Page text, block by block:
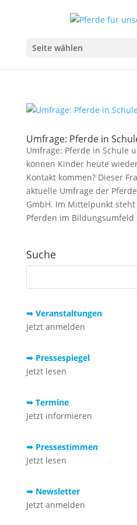
Seite wählen
Umfrage: Pferde in
Umfrage: Pferde in Schule
können Kinder heute
Kontakt kommen? Dieser
aktuelle Umfrage der
GmbH. Im Mittelpunkt
Pferden im Bildungsumfeld
Suche
➥ Veranstaltungen
Jetzt anmelden
➥ Pressespiegel
Jetzt lesen
➥ Termine
Jetzt informieren
➥ Pressestimmen
Jetzt lesen
➥ Newsletter
Jetzt anmelden